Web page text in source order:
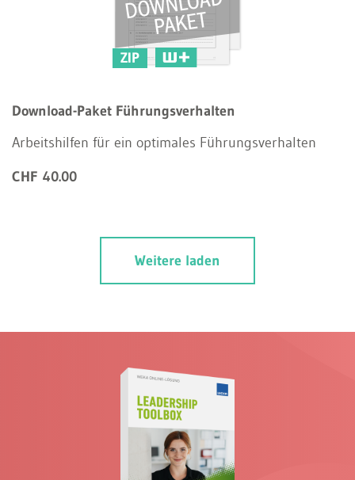
ZIP
Download-Paket Führungsverhalten
Arbeitshilfen für ein optimales Führungsverhalten
CHF 40.00
Weitere laden